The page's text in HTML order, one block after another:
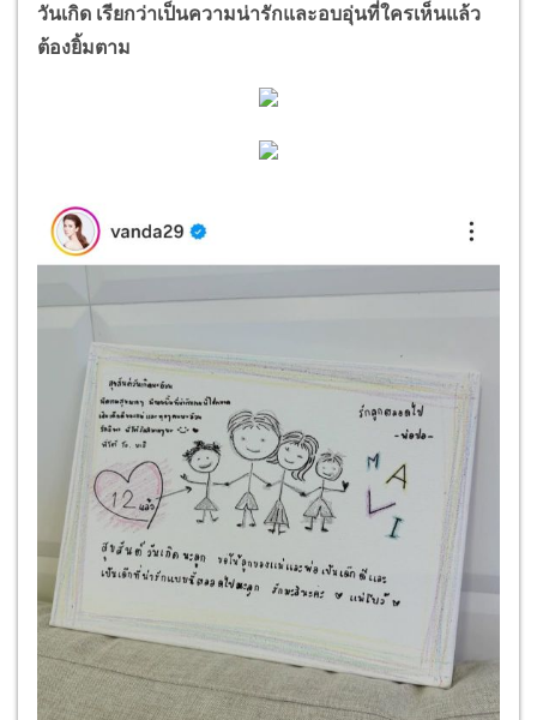
วันเกิด เรียกว่าเป็นความน่ารักและอบอุ่นที่ใครเห็นแล้ว
ต้องยิ้มตาม